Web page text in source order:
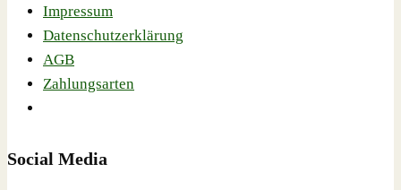
Impressum
Datenschutzerklärung
AGB
Zahlungsarten
Social Media